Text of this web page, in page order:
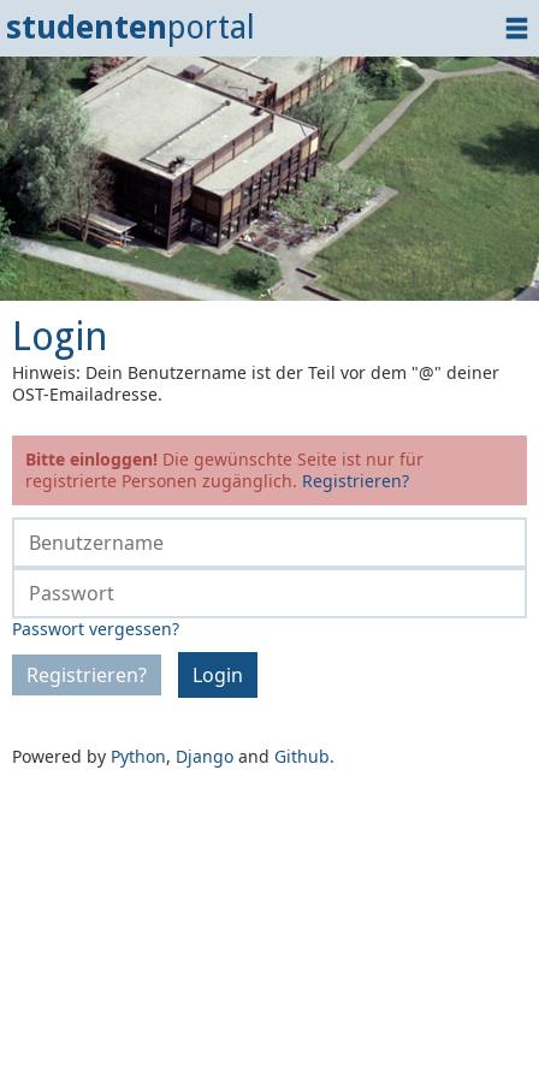
studentenportal
Home
Dokumente
Events
? Tipps
Login
Login
Hinweis: Dein Benutzername ist der Teil vor dem "@" deiner
OST-Emailadresse.
Bitte einloggen! Die gewünschte Seite ist nur für
registrierte Personen zugänglich. Registrieren?
Passwort vergessen?
Registrieren? Login
Powered by Python, Django and Github.